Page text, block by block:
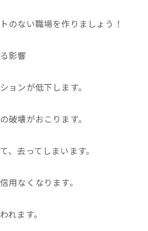
のない職場を作りましょう！
影響
ョンが低下します。
破壊がおこります。
、去ってしまいます。
用なくなります。
れます。